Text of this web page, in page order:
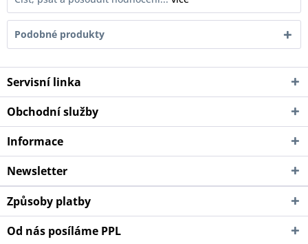
Podobné produkty
Servisní linka
Obchodní služby
Informace
Newsletter
Způsoby platby
Od nás posíláme PPL